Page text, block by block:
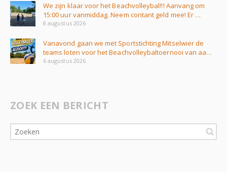
We zijn klaar voor het Beachvolleybal!!! Aanvang om
15:00 uur vanmiddag. Neem contant geld mee! Er …
8 augustus 2026
Vanavond gaan we met Sportstichting Mitselwier de
teams loten voor het Beachvolleybaltoernooi van aa…
6 augustus 2026
ZOEK EEN BERICHT